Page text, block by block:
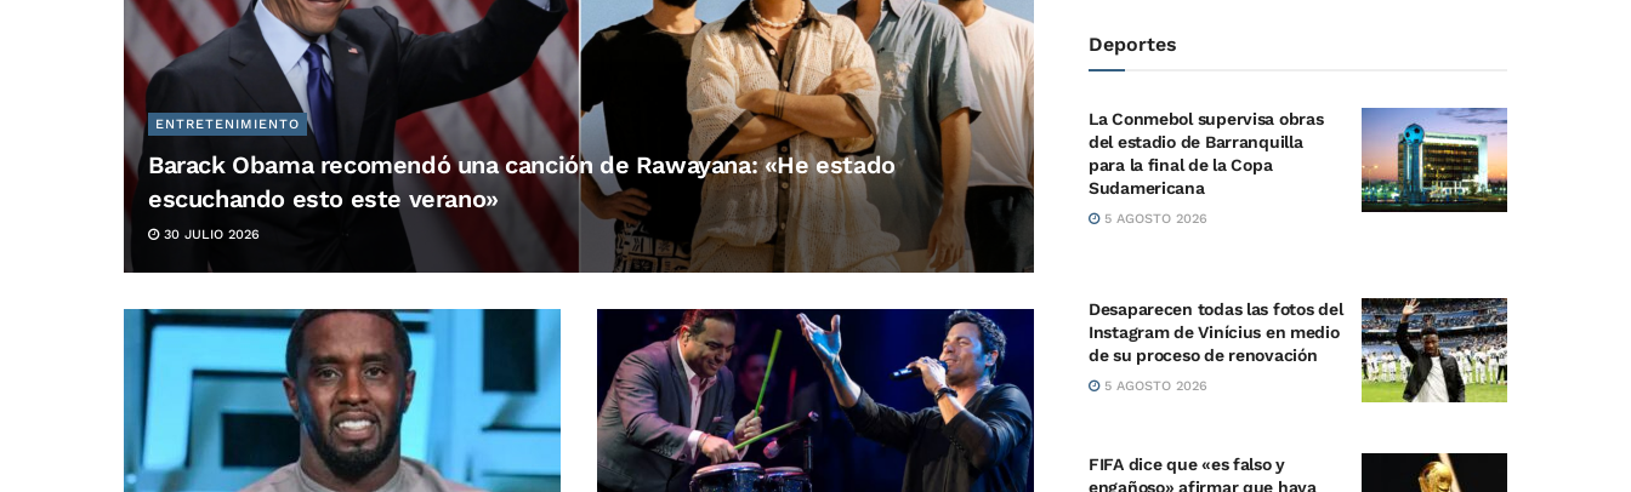
ENTRETENIMIENTO
Barack Obama recomendó una canción de Rawayana: «He estado
escuchando esto este verano»
30 JULIO 2026
Deportes
La Conmebol supervisa obras
del estadio de Barranquilla
para la final de la Copa
Sudamericana
5 AGOSTO 2026
Desaparecen todas las fotos del
Instagram de Vinícius en medio
de su proceso de renovación
5 AGOSTO 2026
FIFA dice que «es falso y
engañoso» afirmar que haya